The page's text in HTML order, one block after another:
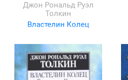
Джон Рональд Руэл
Толкин
Властелин Колец